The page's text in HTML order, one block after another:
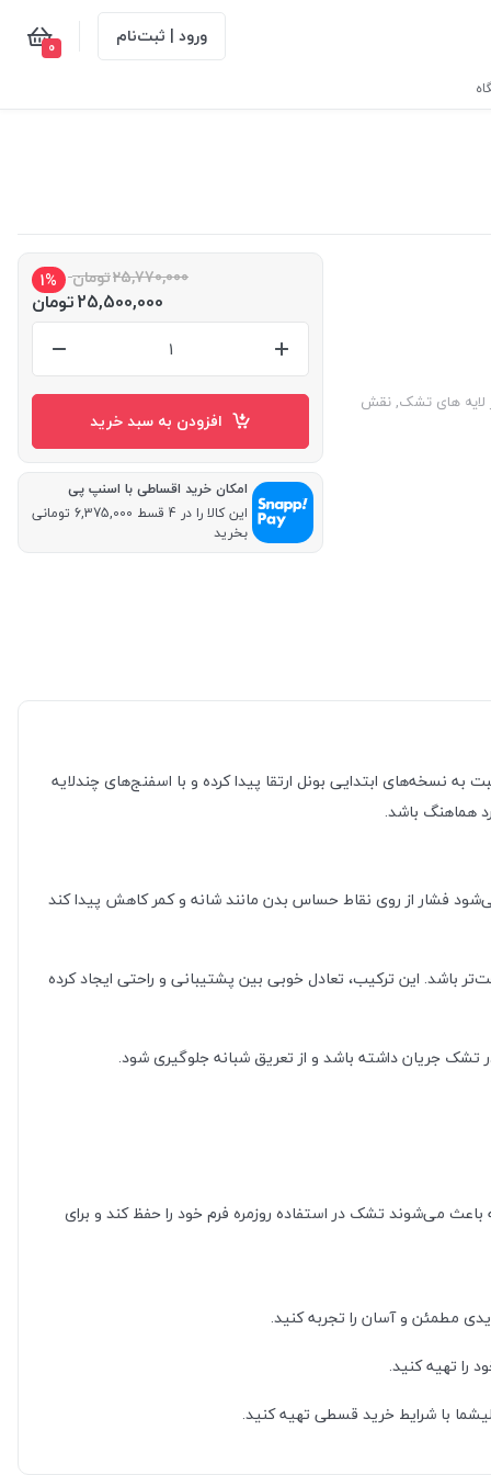
ورود | ثبت‌نام 0
لایه های تشک, نقش
25,770,000تومان 1%
25,500,000تومان
افزودن به سبد خرید
امکان خرید اقساطی با اسنپ پی
این کالا را در 4 قسط 6,375,000 تومانی
بخرید
انتخابی هوشمندانه باشد. این مدل نسبت به نسخه‌های ابتدایی بونل ارتقا پیدا کرده و با اسفنج‌های چندلایه
هماهنگ باشد.
از روی نقاط حساس بدن مانند شانه و کمر کاهش پیدا کند
باشد. این ترکیب، تعادل خوبی بین پشتیبانی و راحتی ایجاد کرده
جریان داشته باشد و از تعریق شبانه جلوگیری شود.
باعث می‌شوند تشک در استفاده روزمره فرم خود را حفظ کند و برای
مطمئن و آسان را تجربه کنید.